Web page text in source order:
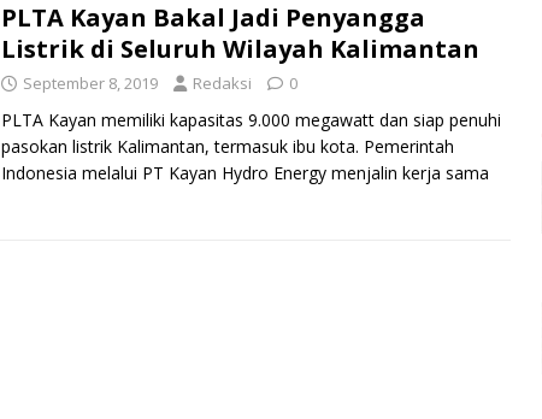
PLTA Kayan Bakal Jadi Penyangga
Listrik di Seluruh Wilayah Kalimantan
September 8, 2019 Redaksi 0
PLTA Kayan memiliki kapasitas 9.000 megawatt dan siap penuhi
pasokan listrik Kalimantan, termasuk ibu kota. Pemerintah
Indonesia melalui PT Kayan Hydro Energy menjalin kerja sama